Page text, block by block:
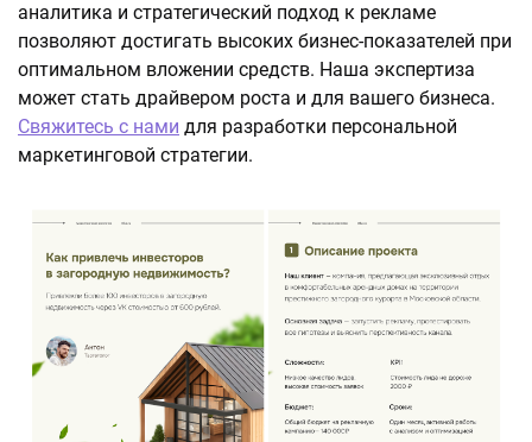
аналитика и стратегический подход к рекламе
позволяют достигать высоких бизнес-показателей при
оптимальном вложении средств. Наша экспертиза
может стать драйвером роста и для вашего бизнеса.
Свяжитесь с нами для разработки персональной
маркетинговой стратегии.